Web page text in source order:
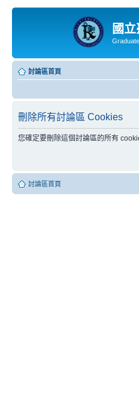
國
討論區首頁
刪除所有討論區 Cookies
您確定要刪除這個討論區的所有
討論區首頁